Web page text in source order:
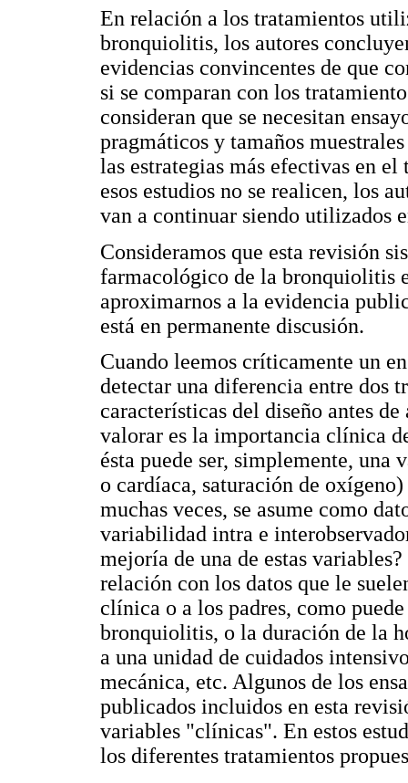
En relación a los tratamientos
bronquiolitis, los autores
evidencias convincentes de que
si se comparan con los
consideran que se necesitan
pragmáticos y tamaños
las estrategias más efectivas en
esos estudios no se realicen, los
van a continuar siendo utilizados
Consideramos que esta revisión
farmacológico de la bronquiolitis
aproximarnos a la evidencia
está en permanente discusión.
Cuando leemos críticamente un
detectar una diferencia entre dos
características del diseño antes
valorar es la importancia clínica
ésta puede ser, simplemente,
o cardíaca, saturación de
muchas veces, se asume como
variabilidad intra e
mejoría de una de estas
relación con los datos que le
clínica o a los padres, como
bronquiolitis, o la duración de la
a una unidad de cuidados
mecánica, etc. Algunos de los
publicados incluidos en esta
variables "clínicas". En estos
los diferentes tratamientos